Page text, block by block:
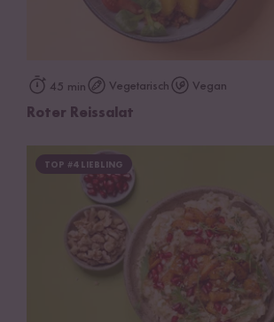
45 min Vegetarisch Vegan
Roter Reissalat
TOP #4 LIEBLING